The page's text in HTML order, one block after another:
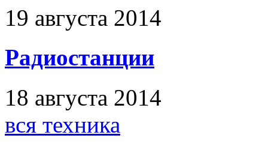
19 августа 2014
Радиостанции
18 августа 2014
вся техника